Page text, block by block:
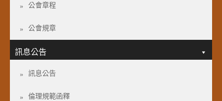
公會章程
公會規章
訊息公告
訊息公告
倫理規範函釋